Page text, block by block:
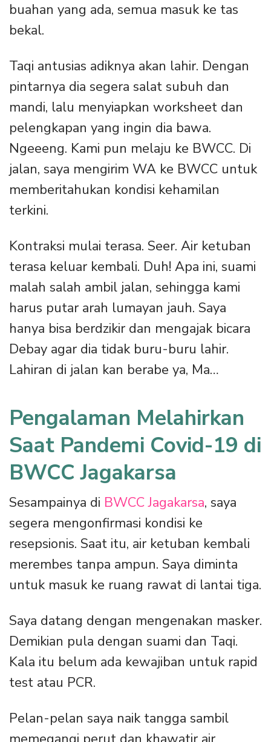
buahan yang ada, semua masuk ke tas
bekal.
Taqi antusias adiknya akan lahir. Dengan
pintarnya dia segera salat subuh dan
mandi, lalu menyiapkan worksheet dan
pelengkapan yang ingin dia bawa.
Ngeeeng. Kami pun melaju ke BWCC. Di
jalan, saya mengirim WA ke BWCC untuk
memberitahukan kondisi kehamilan
terkini.
Kontraksi mulai terasa. Seer. Air ketuban
terasa keluar kembali. Duh! Apa ini, suami
malah salah ambil jalan, sehingga kami
harus putar arah lumayan jauh. Saya
hanya bisa berdzikir dan mengajak bicara
Debay agar dia tidak buru-buru lahir.
Lahiran di jalan kan berabe ya, Ma…
Pengalaman Melahirkan
Saat Pandemi Covid-19 di
BWCC Jagakarsa
Sesampainya di BWCC Jagakarsa, saya
segera mengonfirmasi kondisi ke
resepsionis. Saat itu, air ketuban kembali
merembes tanpa ampun. Saya diminta
untuk masuk ke ruang rawat di lantai tiga.
Saya datang dengan mengenakan masker.
Demikian pula dengan suami dan Taqi.
Kala itu belum ada kewajiban untuk rapid
test atau PCR.
Pelan-pelan saya naik tangga sambil